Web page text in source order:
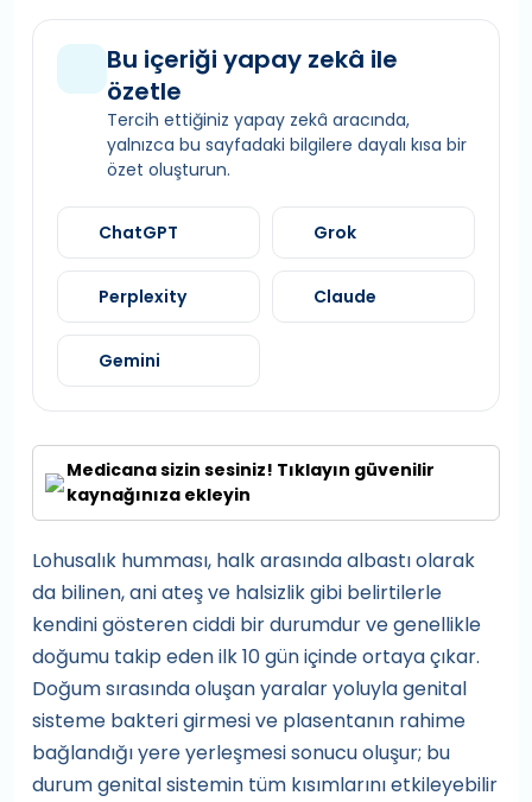
Bu içeriği yapay zekâ ile
özetle
Tercih ettiğiniz yapay zekâ aracında,
yalnızca bu sayfadaki bilgilere dayalı kısa bir
özet oluşturun.
ChatGPT Grok
Perplexity Claude
Gemini
Medicana sizin sesiniz! Tıklayın güvenilir
kaynağınıza ekleyin
Lohusalık humması, halk arasında albastı olarak
da bilinen, ani ateş ve halsizlik gibi belirtilerle
kendini gösteren ciddi bir durumdur ve genellikle
doğumu takip eden ilk 10 gün içinde ortaya çıkar.
Doğum sırasında oluşan yaralar yoluyla genital
sisteme bakteri girmesi ve plasentanın rahime
bağlandığı yere yerleşmesi sonucu oluşur; bu
durum genital sistemin tüm kısımlarını etkileyebilir